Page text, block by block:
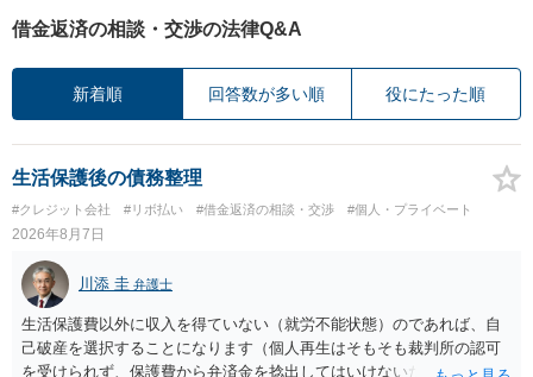
借金返済の相談・交渉の法律Q&A
新着順 回答数が多い順 役にたった順
生活保護後の債務整理
#クレジット会社 #リボ払い #借金返済の相談・交渉 #個人・プライベート
2026年8月7日
川添 圭 弁護士
生活保護費以外に収入を得ていない（就労不能状態）のであれば、自
己破産を選択することになります（個人再生はそもそも裁判所の認可
を受けられず、保護費から弁済金を捻出してはいけないため任意整理